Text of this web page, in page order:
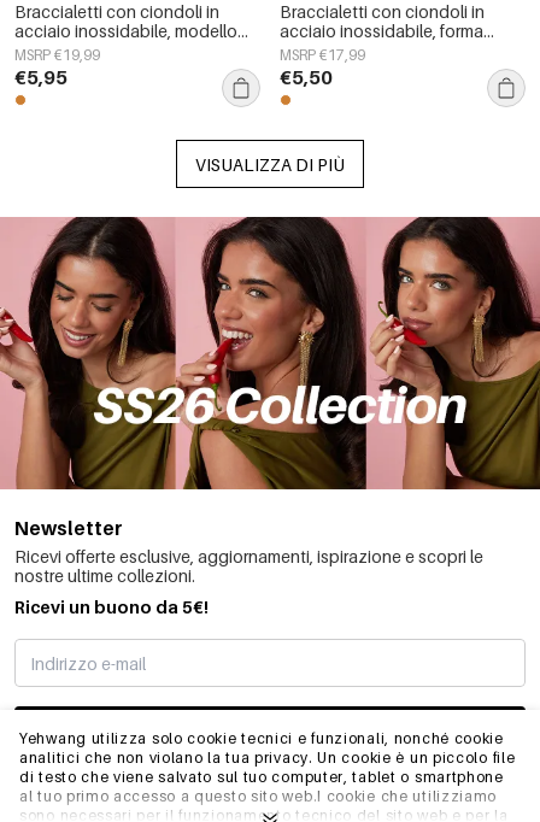
Yehwang utilizza solo cookie tecnici e funzionali, nonché cookie
analitici che non violano la tua privacy. Un cookie è un piccolo file
di testo che viene salvato sul tuo computer, tablet o smartphone
al tuo primo accesso a questo sito web.I cookie che utilizziamo
sono necessari per il funzionamento tecnico del sito web e per la
Braccialetti con ciondoli in
acciaio inossidabile, modello
Circle Simple, serie Daily Simple,
gioielli da donna
MSRP €19,99
€5,95
Braccialetti con ciondoli in
acciaio inossidabile, forma
geometrica, semplici, per tutti i
giorni, serie Simple, gioielli da
donna
MSRP €17,99
€5,50
VISUALIZZA DI PIÙ
Newsletter
Ricevi offerte esclusive, aggiornamenti, ispirazione e scopri le
nostre ultime collezioni.
Ricevi un buono da 5€!
MI STO REGISTRANDO
INFO